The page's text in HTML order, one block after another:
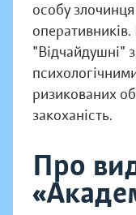
особу
"Відчайдушні"
ризикованих
закоханість.
Про